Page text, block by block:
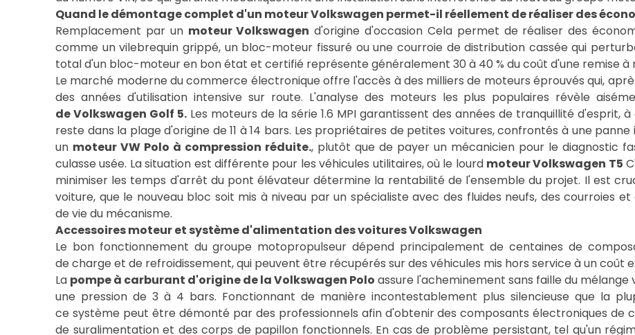
Quand le démontage complet d'un moteur Volkswagen permet-il réellement de réaliser des
Remplacement par un moteur Volkswagen d'origine d'occasion Cela permet de réaliser des
comme un vilebrequin grippé, un bloc-moteur fissuré ou une courroie de distribution cassée qui
total d'un bloc-moteur en bon état et certifié représente généralement 30 à 40 % du coût d'une remise à
Le marché moderne du commerce électronique offre l'accès à des milliers de moteurs éprouvés qui,
des années d'utilisation intensive sur route. L'analyse des moteurs les plus populaires révèle
de Volkswagen Golf 5. Les moteurs de la série 1.6 MPI garantissent des années de tranquillité d'esprit,
reste dans la plage d'origine de 11 à 14 bars. Les propriétaires de petites voitures, confrontés à une
un moteur VW Polo à compression réduite., plutôt que de payer un mécanicien pour le diagnostic
culasse usée. La situation est différente pour les véhicules utilitaires, où le lourd moteur Volkswagen T5
minimiser les temps d'arrêt du pont élévateur détermine la rentabilité de l'ensemble du projet. Il est
voiture, que le nouveau bloc soit mis à niveau par un spécialiste avec des fluides neufs, des courroies
de vie du mécanisme.
Accessoires moteur et système d'alimentation des voitures Volkswagen
Le bon fonctionnement du groupe motopropulseur dépend principalement de centaines de
de charge et de refroidissement, qui peuvent être récupérés sur des véhicules mis hors service à un coût
La pompe à carburant d'origine de la Volkswagen Polo assure l'acheminement sans faille du
une pression de 3 à 4 bars. Fonctionnant de manière incontestablement plus silencieuse que la
ce système peut être démonté par des professionnels afin d'obtenir des composants électroniques de
de suralimentation et des corps de papillon fonctionnels. En cas de problème persistant, tel qu'un